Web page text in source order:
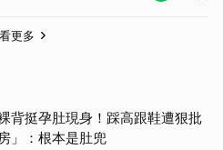
更多
背挺孕肚現身！踩高跟鞋遭狠批
」：根本是肚兜